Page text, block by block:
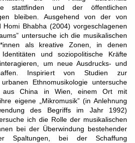
stattfinden und der öffentlichen
bleiben. Ausgehend von der von
Bhabha (2004) vorgeschlagenen
untersuche ich die musikalischen
als kreative Zonen, in denen
und soziopolitische Kräfte
um neue Ausdrucks- und
Inspiriert von Studien zur
Ethnomusikologie untersuche
aus China in Wien, einem Ort mit
eigene „Mikromusik” (in Anlehnung
des Begriffs im Jahr 1992)
ich die Rolle der musikalischen
bei der Überwindung bestehender
Spaltungen, bei der Schaffung